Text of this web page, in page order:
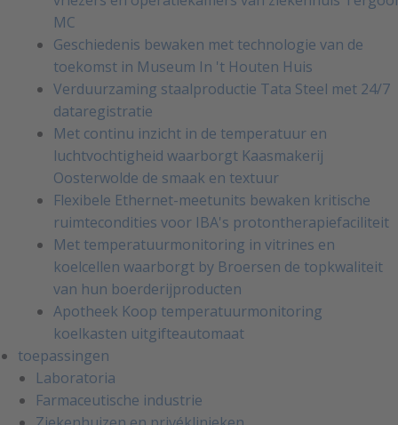
MC
Geschiedenis bewaken met technologie van de
toekomst in Museum In 't Houten Huis
Verduurzaming staalproductie Tata Steel met 24/7
dataregistratie
Met continu inzicht in de temperatuur en
luchtvochtigheid waarborgt Kaasmakerij
Oosterwolde de smaak en textuur
Flexibele Ethernet-meetunits bewaken kritische
ruimtecondities voor IBA's protontherapiefaciliteit
Met temperatuurmonitoring in vitrines en
koelcellen waarborgt by Broersen de topkwaliteit
van hun boerderijproducten
Apotheek Koop temperatuurmonitoring
koelkasten uitgifteautomaat
toepassingen
Laboratoria
Farmaceutische industrie